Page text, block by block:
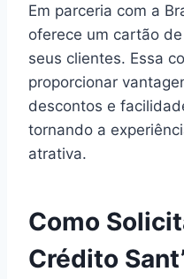
Em parceria com a
oferece um cartão
seus clientes. Essa
proporcionar
descontos e
tornando a
atrativa.
Como
Crédito